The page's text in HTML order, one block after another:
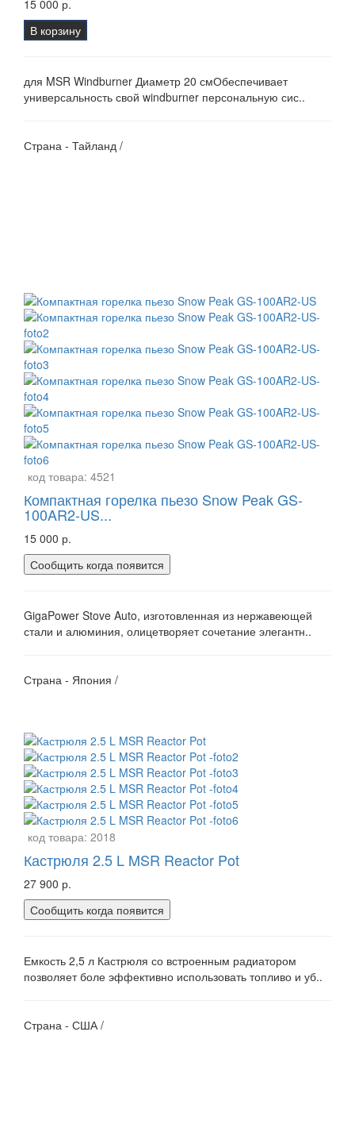
15 000 р.
В корзину
для MSR Windburner Диаметр 20 смОбеспечивает
универсальность свой windburner персональную сис..
Страна - Тайланд /
код товара: 4521
Компактная горелка пьезо Snow Peak GS-
100AR2-US...
15 000 р.
Сообщить когда появится
GigaPower Stove Auto, изготовленная из нержавеющей
стали и алюминия, олицетворяет сочетание элегантн..
Страна - Япония /
код товара: 2018
Кастрюля 2.5 L MSR Reactor Pot
27 900 р.
Сообщить когда появится
Емкость 2,5 л Кастрюля со встроенным радиатором
позволяет боле эффективно использовать топливо и уб..
Страна - США /